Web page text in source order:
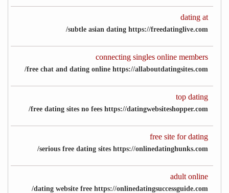
dating at
subtle asian dating https://freedatinglive.com/
connecting singles online members
free chat and dating online https://allaboutdatingsites.com/
top dating
free dating sites no fees https://datingwebsiteshopper.com/
free site for dating
serious free dating sites https://onlinedatinghunks.com/
adult online
dating website free https://onlinedatingsuccessguide.com/